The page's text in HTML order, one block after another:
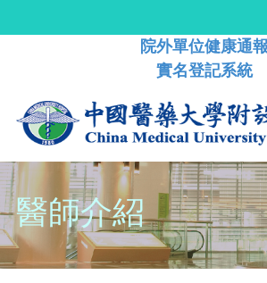
院外單位健康通報
實名登記系統
醫師介紹